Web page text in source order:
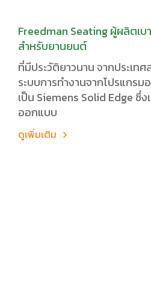
Freedman Seating ผู้ผลิตเบ
สำหรับยานยนต์
ที่มีประวัติยาวนาน จากประเท
ระบบการทำงานจากโปรแกร
เป็น Siemens Solid Edge ซึ่ง
ออกแบบ
ดูเพิ่มเติม